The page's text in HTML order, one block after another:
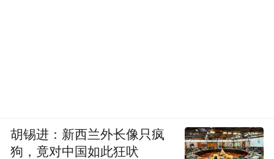
胡锡进：新西兰外长像只疯
狗，竟对中国如此狂吠